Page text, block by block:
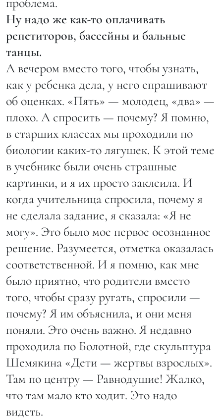
Ну надо же как-то оплачивать
репетиторов, бассейны и бальные
танцы.
А вечером вместо того, чтобы узнать,
как у ребенка дела, у него спрашивают
об оценках. «Пять» — молодец, «два» —
плохо. А спросить — почему? Я помню,
в старших классах мы проходили по
биологии каких-то лягушек. К этой теме
в учебнике были очень страшные
картинки, и я их просто заклеила. И
когда учительница спросила, почему я
не сделала задание, я сказала: «Я не
могу». Это было мое первое осознанное
решение. Разумеется, отметка оказалась
соответственной. И я помню, как мне
было приятно, что родители вместо
того, чтобы сразу ругать, спросили —
почему? Я им объяснила, и они меня
поняли. Это очень важно. Я недавно
проходила по Болотной, где скульптура
Шемякина «Дети — жертвы взрослых».
Там по центру — Равнодушие! Жалко,
что там мало кто ходит. Это надо
видеть.